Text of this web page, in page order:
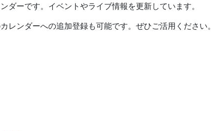
ダーです。イベントやライブ情報を更新しています。
レンダーへの追加登録も可能です。ぜひご活用ください。